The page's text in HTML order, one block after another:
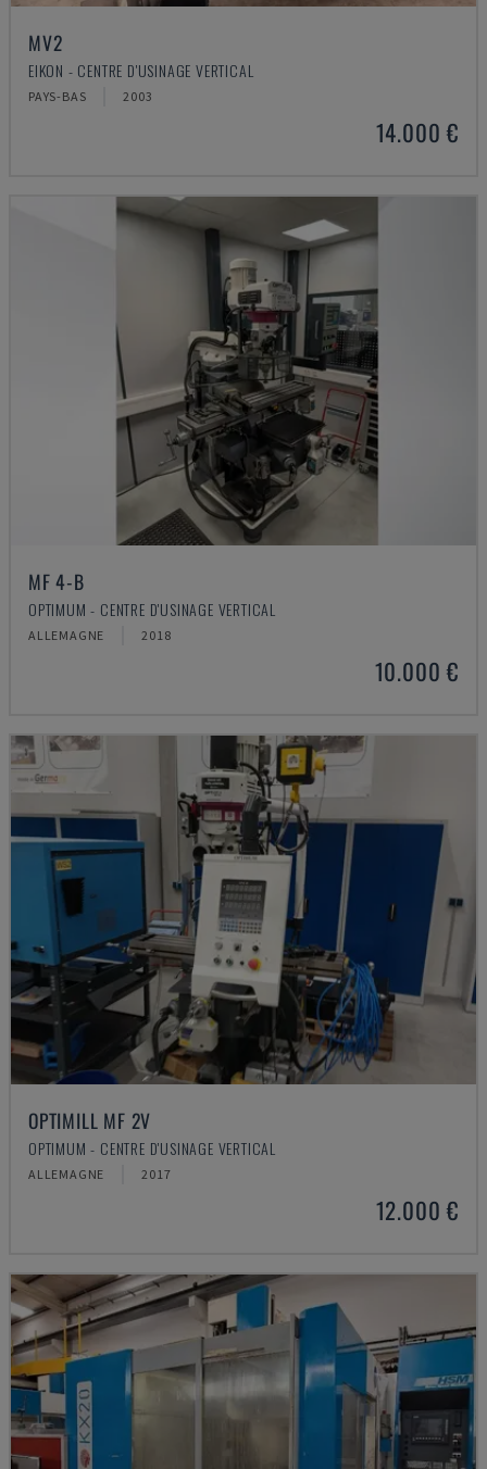
MV2
EIKON - CENTRE D'USINAGE VERTICAL
PAYS-BAS 2003
14.000 €
MF 4-B
OPTIMUM - CENTRE D'USINAGE VERTICAL
ALLEMAGNE 2018
10.000 €
OPTIMILL MF 2V
OPTIMUM - CENTRE D'USINAGE VERTICAL
ALLEMAGNE 2017
12.000 €